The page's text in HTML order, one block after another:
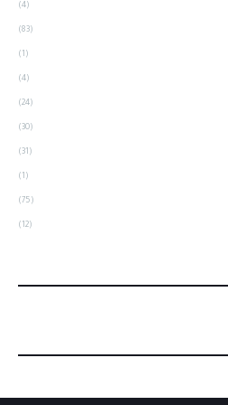
(4)
(83)
(1)
(4)
(24)
(30)
(31)
(1)
(75)
(12)